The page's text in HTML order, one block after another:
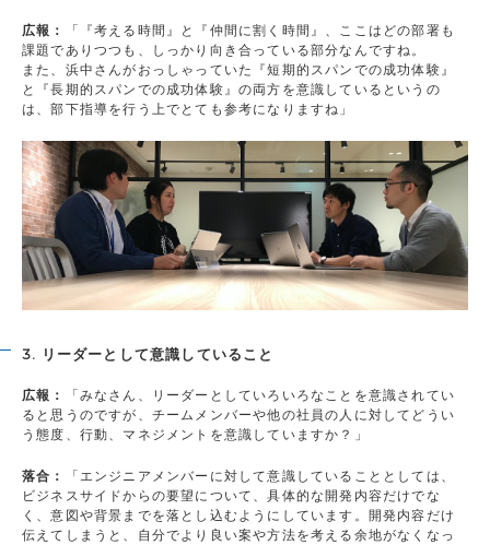
広報：
「『考える時間』と『仲間に割く時間』、ここはどの部署も
課題でありつつも、しっかり向き合っている部分なんですね。
また、浜中さんがおっしゃっていた『短期的スパンでの成功体験』
と『長期的スパンでの成功体験』の両方を意識しているというの
は、部下指導を行う上でとても参考になりますね」
3. リーダーとして意識していること
広報：
「みなさん、リーダーとしていろいろなことを意識されてい
ると思うのですが、チームメンバーや他の社員の人に対してどうい
う態度、行動、マネジメントを意識していますか？」
落合：
「エンジニアメンバーに対して意識していることとしては、
ビジネスサイドからの要望について、具体的な開発内容だけでな
く、意図や背景までを落とし込むようにしています。開発内容だけ
伝えてしまうと、自分でより良い案や方法を考える余地がなくなっ